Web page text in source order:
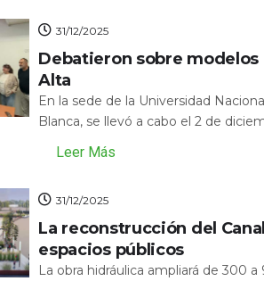
31/12/2025
Debatieron sobre
Alta
En la sede de la Universidad
Blanca, se llevó a cabo el 2 de
Leer Más
31/12/2025
La reconstrucción del
espacios públicos
La obra hidráulica ampliará de 300